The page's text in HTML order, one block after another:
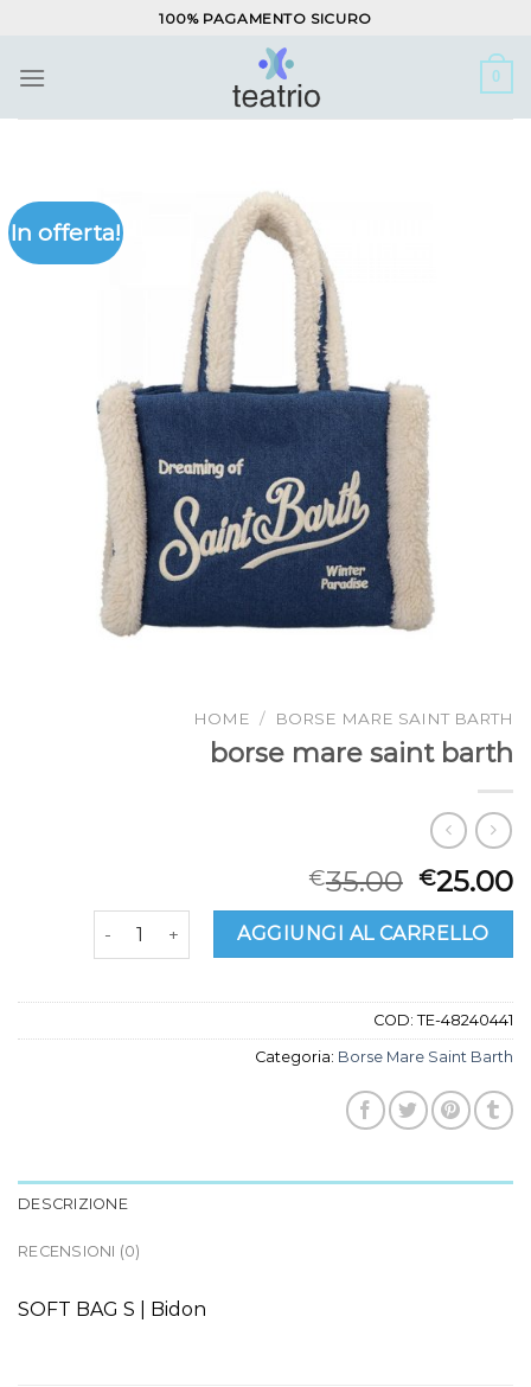
contenuti
100% PAGAMENTO SICURO
0
In offerta!
HOME / BORSE MARE SAINT BARTH
borse mare saint barth
€35.00 €25.00
borse mare saint barth quantità
AGGIUNGI AL CARRELLO
COD: TE-48240441
Categoria: Borse Mare Saint Barth
DESCRIZIONE
RECENSIONI (0)
SOFT BAG S | Bidon